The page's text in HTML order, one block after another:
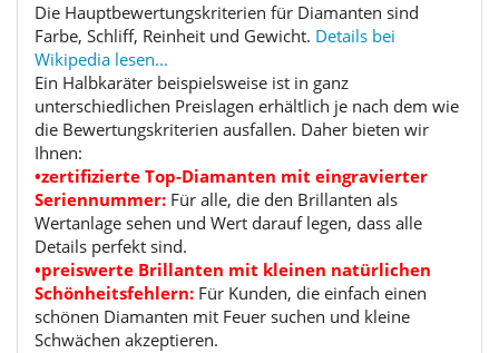
Die Hauptbewertungskriterien für Diamanten sind
Farbe, Schliff, Reinheit und Gewicht. Details bei
Wikipedia lesen...
Ein Halbkaräter beispielsweise ist in ganz
unterschiedlichen Preislagen erhältlich je nach dem wie
die Bewertungskriterien ausfallen. Daher bieten wir
Ihnen:
•zertifizierte Top-Diamanten mit eingravierter
Seriennummer: Für alle, die den Brillanten als
Wertanlage sehen und Wert darauf legen, dass alle
Details perfekt sind.
•preiswerte Brillanten mit kleinen natürlichen
Schönheitsfehlern: Für Kunden, die einfach einen
schönen Diamanten mit Feuer suchen und kleine
Schwächen akzeptieren.